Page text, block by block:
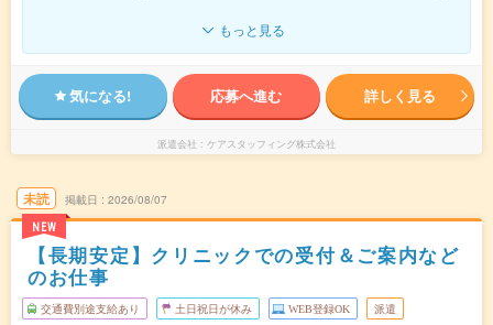
もっと見る
気になる! 応募へ進む 詳しく見る
派遣会社 ケアスタッフィング株式会社
未読
NEW
掲載日 2026/08/07
【長期安定】クリニックでの受付＆ご案内など
のお仕事
交通費別途支給あり 土日祝日が休み WEB登録OK 派遣